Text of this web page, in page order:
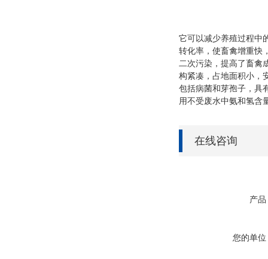
它可以减少养殖过程中
转化率，使畜禽增重快
二次污染，提高了畜禽
构紧凑，占地面积小，
包括病菌和芽孢子，具
用不受废水中氨和氢含
在线咨询
产品
您的单位